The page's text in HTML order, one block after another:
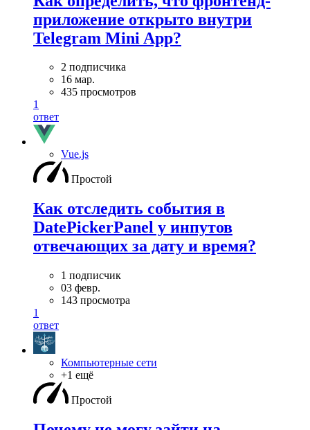
приложение открыто внутри
Telegram Mini App?
2 подписчика
16 мар.
435 просмотров
1
ответ
Vue.js
Простой
Как отследить события в
DatePickerPanel у инпутов
отвечающих за дату и время?
1 подписчик
03 февр.
143 просмотра
1
ответ
Компьютерные сети
+1 ещё
Простой